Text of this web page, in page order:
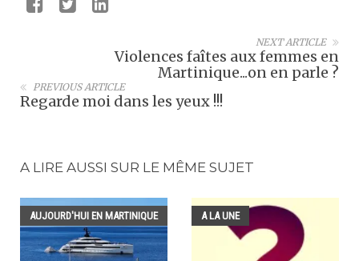
NEXT ARTICLE
Violences faîtes aux femmes en
Martinique...on en parle ?
PREVIOUS ARTICLE
Regarde moi dans les yeux !!!
A LIRE AUSSI SUR LE MÊME SUJET
AUJOURD'HUI EN MARTINIQUE A LA UNE